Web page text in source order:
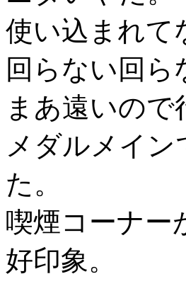
使い込まれて
回らない回ら
まあ遠いの
メダルメイ
た。
喫煙コーナー
好印象。